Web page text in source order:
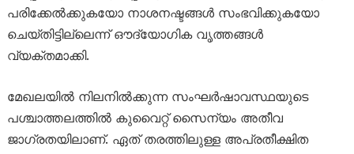
പരിക്കേൽക്കുകയോ നാശനഷ്ടങ്ങൾ സംഭവിക്കുകയോ
ചെയ്തിട്ടില്ലെന്ന് ഔദ്യോഗിക വൃത്തങ്ങൾ
വ്യക്തമാക്കി.
മേഖലയിൽ നിലനിൽക്കുന്ന സംഘർഷാവസ്ഥയുടെ
പശ്ചാത്തലത്തിൽ കുവൈറ്റ് സൈന്യം അതീവ
ജാഗ്രതയിലാണ്. ഏത് തരത്തിലുള്ള അപ്രതീക്ഷിത